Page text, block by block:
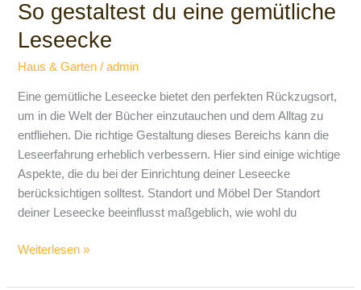
So gestaltest du eine gemütliche
Leseecke
Haus & Garten /admin
Eine gemütliche Leseecke bietet den perfekten Rückzugsort,
um in die Welt der Bücher einzutauchen und dem Alltag zu
entfliehen. Die richtige Gestaltung dieses Bereichs kann die
Leseerfahrung erheblich verbessern. Hier sind einige wichtige
Aspekte, die du bei der Einrichtung deiner Leseecke
berücksichtigen solltest. Standort und Möbel Der Standort
deiner Leseecke beeinflusst maßgeblich, wie wohl du
Weiterlesen »